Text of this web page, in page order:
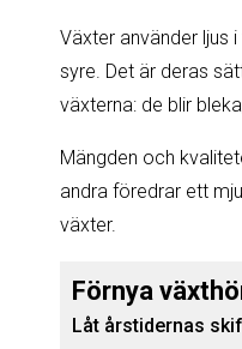
Växter använder ljus
syre. Det är deras
växterna: de blir
Mängden och
andra föredrar ett
växter.
Förnya
Låt årstidernas